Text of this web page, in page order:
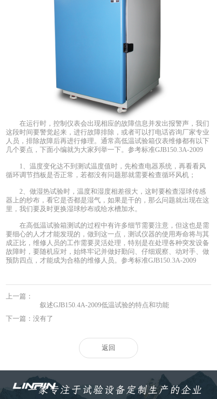
在运行时，控制仪表会出现相应的故障信息并发出报警声，我们
这段时间要警觉起来，进行故障排除，或者可以打电话咨询厂家专业
人员，排除故障后再进行修理。通常高低温试验箱仪表维修都有以下
几个要点，下面小编就为大家列举一下。参考标准GJB150.3A-2009
1、温度变化达不到测试温度值时，先检查电器系统，再看看风
循环调节挡板是否正常，若都没有问题那就需要检查循环风机；
2、做湿热试验时，温度和湿度相差很大，这时要检查湿球传感
器上的纱布，看它是否都是湿气，如果是干的，那么问题就出现在这
里，我们要及时更换湿球纱布或给水槽加水。
在高低温试验箱测试的过程中有许多细节需要注意，但这也是需
要细心的人才才能发现的，做到这一点，测试仪器的使用寿命将与其
成正比，维修人员的工作需要灵活处理，特别是在处理各种突发设备
故障时，要随机应对，始终牢记并做好勤问、仔细观察、动对手、做
预防四点，才能成为合格的维修人员。参考标准GJB150.3A-2009
上一篇：
叙述GJB150.4A-2009低温试验的特点和功能
下一篇：没有了
返回